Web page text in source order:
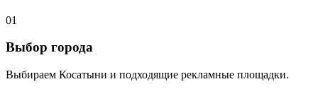
01
Выбор города
Выбираем Косатыни и подходящие рекламные площадки.